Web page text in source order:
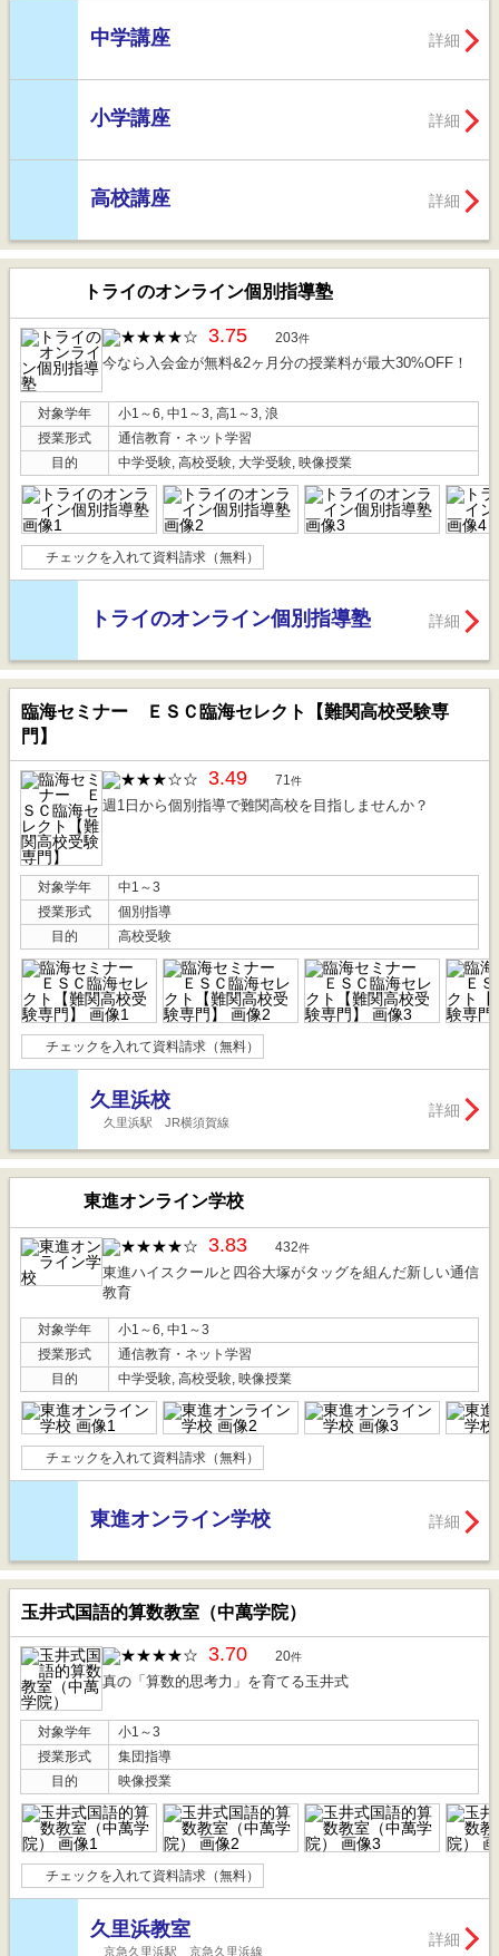
中学講座 詳細
小学講座 詳細
高校講座 詳細
トライのオンライン個別指導塾
3.75 203件
今なら入会金が無料&2ヶ月分の授業料が最大30%OFF！
対象学年
小1～6, 中1～3, 高1～3, 浪
授業形式
通信教育・ネット学習
目的
中学受験, 高校受験, 大学受験, 映像授業
チェックを入れて資料請求（無料）
トライのオンライン個別指導塾 詳細
臨海セミナー ＥＳＣ臨海セレクト【難関高校受験専
門】
3.49 71件
週1日から個別指導で難関高校を目指しませんか？
対象学年
中1～3
授業形式
個別指導
目的
高校受験
チェックを入れて資料請求（無料）
久里浜校
久里浜駅 JR横須賀線
詳細
東進オンライン学校
3.83 432件
東進ハイスクールと四谷大塚がタッグを組んだ新しい通信
教育
対象学年
小1～6, 中1～3
授業形式
通信教育・ネット学習
目的
中学受験, 高校受験, 映像授業
チェックを入れて資料請求（無料）
東進オンライン学校 詳細
玉井式国語的算数教室（中萬学院）
3.70 20件
真の「算数的思考力」を育てる玉井式
対象学年
小1～3
授業形式
集団指導
目的
映像授業
チェックを入れて資料請求（無料）
久里浜教室
京急久里浜駅 京急久里浜線
詳細